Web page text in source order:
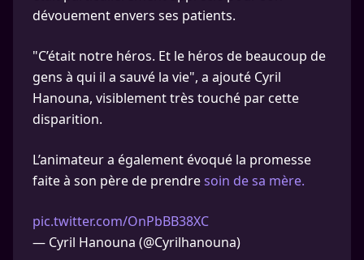
dévouement envers ses patients.
"C’était notre héros. Et le héros de beaucoup de
gens à qui il a sauvé la vie", a ajouté Cyril
Hanouna, visiblement très touché par cette
disparition.
L’animateur a également évoqué la promesse
faite à son père de prendresoin de sa mère.
pic.twitter.com/OnPbBB38XC
— Cyril Hanouna (@Cyrilhanouna)